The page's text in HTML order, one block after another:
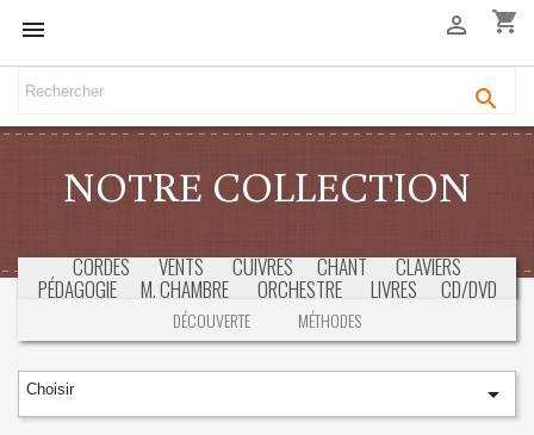
 shopping_cart


NOTRE COLLECTION
CORDES VENTS CUIVRES CHANT CLAVIERS
PÉDAGOGIE M. CHAMBRE ORCHESTRE LIVRES CD/DVD
SÉLECTION CONCOURS & EXAMENS
DÉCOUVERTE MÉTHODES
Choisir 